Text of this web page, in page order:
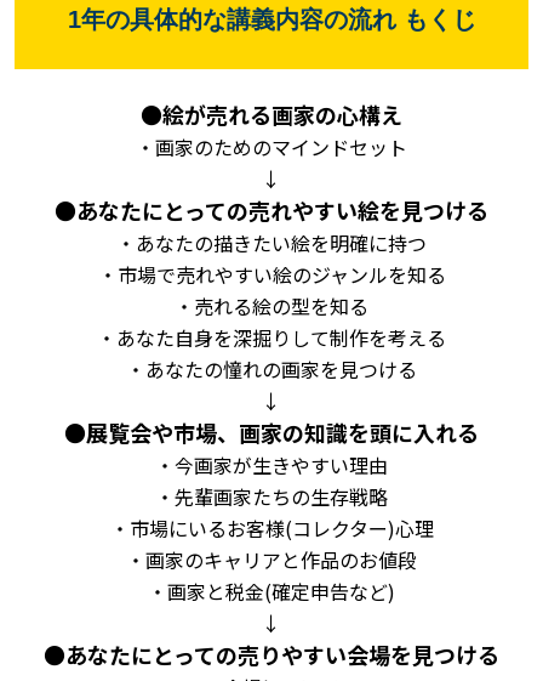
1年の具体的な講義内容の流れ もくじ
●絵が売れる画家の心構え
・画家のためのマインドセット
↓
●あなたにとっての売れやすい絵を見つける
・あなたの描きたい絵を明確に持つ
・市場で売れやすい絵のジャンルを知る
・売れる絵の型を知る
・あなた自身を深掘りして制作を考える
・あなたの憧れの画家を見つける
↓
●展覧会や市場、画家の知識を頭に入れる
・今画家が生きやすい理由
・先輩画家たちの生存戦略
・市場にいるお客様(コレクター)心理
・画家のキャリアと作品のお値段
・画家と税金(確定申告など)
↓
●あなたにとっての売りやすい会場を見つける